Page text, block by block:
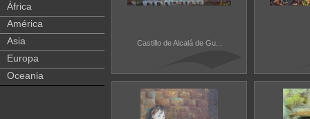
África
América
Asia
Europa
Oceania
Castillo de Alcalá de Gu...